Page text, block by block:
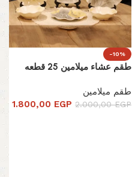
-10%
طقم عشاء ميلامين 25 قطعه
طقم ميلامين
2.000,00EGP
1.800,00 EGP